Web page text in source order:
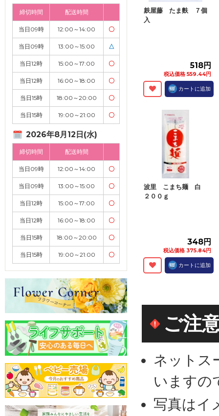
締切時間 配送時間
当日09時 12:00～14:00 〇
当日09時 13:00～15:00 △
当日12時 15:00～17:00 〇
当日12時 16:00～18:00 〇
当日15時 18:00～20:00 〇
当日15時 19:00～21:00 〇
2026年8月12日(水)
締切時間 配送時間
当日09時 12:00～14:00 〇
当日09時 13:00～15:00 〇
当日12時 15:00～17:00 〇
当日12時 16:00～18:00 〇
当日15時 18:00～20:00 〇
当日15時 19:00～21:00 〇
麸屋藤 たま麩 ７個
入
518円
税込価格 559.44円
カートに追加
波里 こまち麺 白
２００ｇ
348円
税込価格 375.84円
カートに追加
ご注
ネットス
いますの
写真はイ